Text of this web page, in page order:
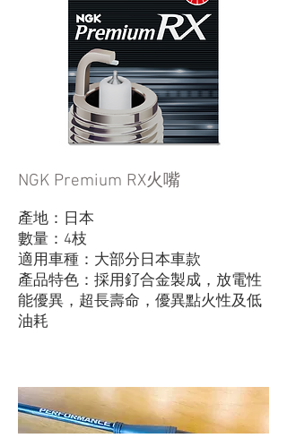
NGK Premium RX火嘴
產地：日本
數量：4枝
適用車種：大部分日本車款
產品特色：採用釕合金製成，放電性
能優異，超長壽命，優異點火性及低
油耗